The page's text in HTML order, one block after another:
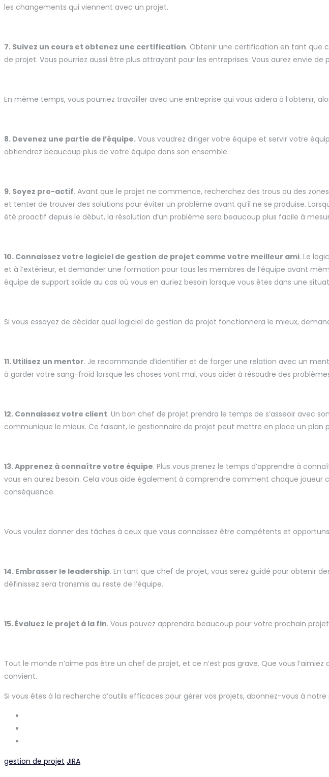
les changements qui viennent avec un projet.
7. Suivez un cours et obtenez une certification. Obtenir une certification en tant que
de projet. Vous pourriez aussi être plus attrayant pour les entreprises. Vous aurez envie
En même temps, vous pourriez travailler avec une entreprise qui vous aidera à l’obtenir,
8. Devenez une partie de l’équipe. Vous voudrez diriger votre équipe et servir votre
obtiendrez beaucoup plus de votre équipe dans son ensemble.
9. Soyez pro-actif. Avant que le projet ne commence, recherchez des trous ou des
et tenter de trouver des solutions pour éviter un problème avant qu’il ne se produise.
été proactif depuis le début, la résolution d’un problème sera beaucoup plus facile à
10. Connaissez votre logiciel de gestion de projet comme votre meilleur ami. Le
et à l’extérieur, et demander une formation pour tous les membres de l’équipe avant
équipe de support solide au cas où vous en auriez besoin lorsque vous êtes dans une
Si vous essayez de décider quel logiciel de gestion de projet fonctionnera le mieux,
11. Utilisez un mentor. Je recommande d’identifier et de forger une relation avec un
à garder votre sang-froid lorsque les choses vont mal, vous aider à résoudre des
12. Connaissez votre client. Un bon chef de projet prendra le temps de s’asseoir avec
communique le mieux. Ce faisant, le gestionnaire de projet peut mettre en place un
13. Apprenez à connaître votre équipe. Plus vous prenez le temps d’apprendre à
vous en aurez besoin. Cela vous aide également à comprendre comment chaque
conséquence.
Vous voulez donner des tâches à ceux que vous connaissez être compétents et
14. Embrasser le leadership. En tant que chef de projet, vous serez guidé pour obtenir
définissez sera transmis au reste de l’équipe.
15. Évaluez le projet à la fin. Vous pouvez apprendre beaucoup pour votre prochain
Tout le monde n’aime pas être un chef de projet, et ce n’est pas grave. Que vous
convient.
Si vous êtes à la recherche d’outils efficaces pour gérer vos projets, abonnez-vous à
gestion de projet JIRA